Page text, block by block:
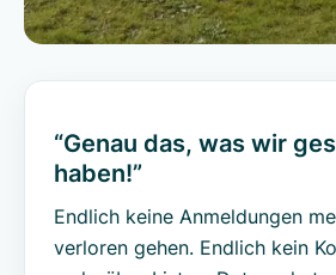
“Genau das, was wir
haben!”
Endlich keine Anmeldungen
verloren gehen. Endlich kein